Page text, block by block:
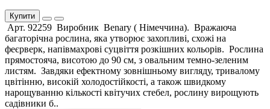
Купити
Арт. 92259 Виробник Benary ( Німеччина). Вражаюча
багаторічна рослина, яка утворює захопливі, схожі на
феєрверк, напівмахрові суцвіття розкішних кольорів. Рослина
прямостояча, висотою до 90 см, з овальним темно-зеленим
листям. Завдяки ефектному зовнішньому вигляду, тривалому
цвітінню, високій холодостійкості, а також швидкому
нарощуванню кількості квітучих стебел, рослину вирощують
садівники б..